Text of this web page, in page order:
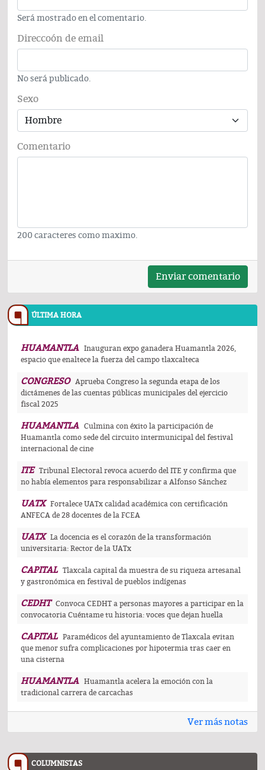
Será mostrado en el comentario.
Direccoón de email
No será publicado.
Sexo
Comentario
200 caracteres como maximo.
Enviar comentario
ÚLTIMA HORA
HUAMANTLA
Inauguran expo ganadera Huamantla 2026,
espacio que enaltece la fuerza del campo tlaxcalteca
CONGRESO
Aprueba Congreso la segunda etapa de los
dictámenes de las cuentas públicas municipales del ejercicio
fiscal 2025
HUAMANTLA
Culmina con éxito la participación de
Huamantla como sede del circuito intermunicipal del festival
internacional de cine
ITE
Tribunal Electoral revoca acuerdo del ITE y confirma que
no había elementos para responsabilizar a Alfonso Sánchez
UATX
Fortalece UATx calidad académica con certificación
ANFECA de 28 docentes de la FCEA
UATX
La docencia es el corazón de la transformación
universitaria: Rector de la UATx
CAPITAL
Tlaxcala capital da muestra de su riqueza artesanal
y gastronómica en festival de pueblos indígenas
CEDHT
Convoca CEDHT a personas mayores a participar en la
convocatoria Cuéntame tu historia: voces que dejan huella
CAPITAL
Paramédicos del ayuntamiento de Tlaxcala evitan
que menor sufra complicaciones por hipotermia tras caer en
una cisterna
HUAMANTLA
Huamantla acelera la emoción con la
tradicional carrera de carcachas
Ver más notas
COLUMNISTAS